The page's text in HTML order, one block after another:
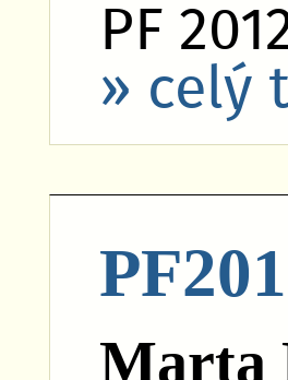
PF
» celý
Marta